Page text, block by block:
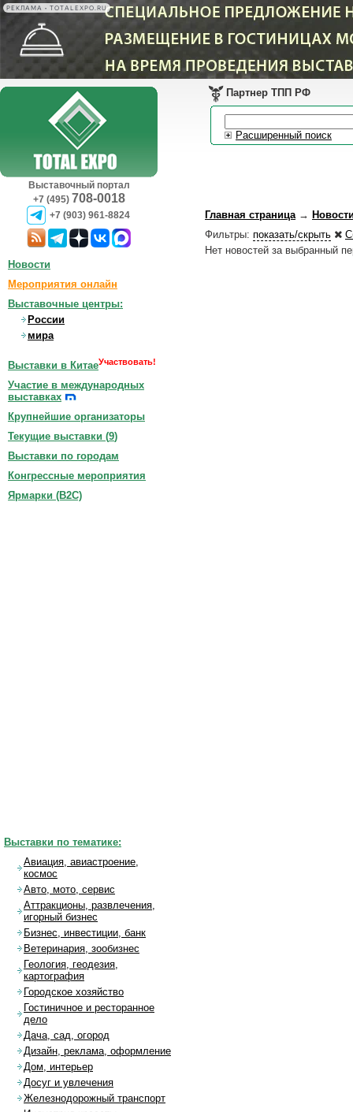
РЕКЛАМА • TOTALEXPO.RU
Выставочный портал
+7 (495) 708-0018
+7 (903) 961-8824
Партнер ТПП РФ
Расширенный поиск
Главная страница→
Фильтры: показать/скрыть
Нет новостей за выбранный
Новости
Мероприятия онлайн
Выставочные центры:
России
мира
Выставки в КитаеУчаствовать!
Участие в международных
выставках
Крупнейшие организаторы
Текущие выставки (9)
Выставки по городам
Конгрессные мероприятия
Ярмарки (B2C)
Выставки по тематике:
Авиация, авиастроение,
космос
Авто, мото, сервис
Аттракционы, развлечения,
игорный бизнес
Бизнес, инвестиции, банк
Ветеринария, зообизнес
Геология, геодезия,
картография
Городское хозяйство
Гостиничное и ресторанное
дело
Дача, сад, огород
Дизайн, реклама, оформление
Дом, интерьер
Досуг и увлечения
Железнодорожный транспорт